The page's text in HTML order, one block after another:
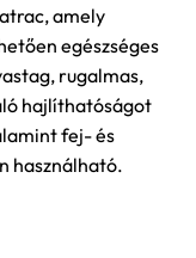
amely
egészséges
rugalmas,
hajlíthatóságot
fej- és
használható.